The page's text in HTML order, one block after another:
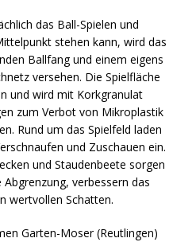
das Ball-Spielen und
stehen kann, wird das
Ballfang und einem eigens
versehen. Die Spielfläche
und wird mit Korkgranulat
zum Verbot von Mikroplastik
Rund um das Spielfeld laden
und Zuschauen ein.
und Staudenbeete sorgen
verbessern das
wertvollen Schatten.
Garten-Moser (Reutlingen)